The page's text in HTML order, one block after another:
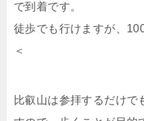
で到着です。
徒歩でも行けますが、
＜
比叡山は参拝するだけで